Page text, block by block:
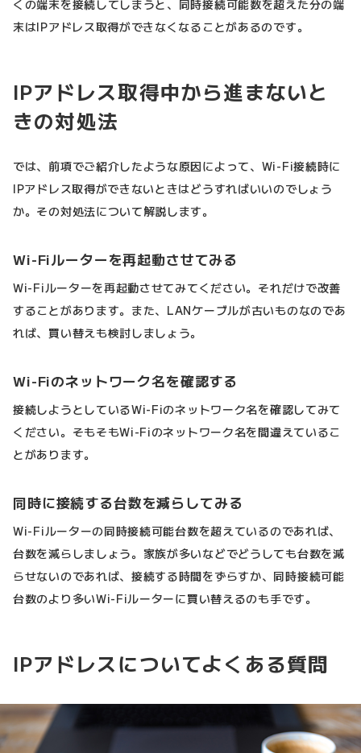
くの端末を接続してしまうと、同時接続可能数を超えた分の端
末はIPアドレス取得ができなくなることがあるのです。
IPアドレス取得中から進まないと
きの対処法
では、前項でご紹介したような原因によって、Wi-Fi接続時に
IPアドレス取得ができないときはどうすればいいのでしょう
か。その対処法について解説します。
Wi-Fiルーターを再起動させてみる
Wi-Fiルーターを再起動させてみてください。それだけで改善
することがあります。また、LANケーブルが古いものなのであ
れば、買い替えも検討しましょう。
Wi-Fiのネットワーク名を確認する
接続しようとしているWi-Fiのネットワーク名を確認してみて
ください。そもそもWi-Fiのネットワーク名を間違えているこ
とがあります。
同時に接続する台数を減らしてみる
Wi-Fiルーターの同時接続可能台数を超えているのであれば、
台数を減らしましょう。家族が多いなどでどうしても台数を減
らせないのであれば、接続する時間をずらすか、同時接続可能
台数のより多いWi-Fiルーターに買い替えるのも手です。
IPアドレスについてよくある質問